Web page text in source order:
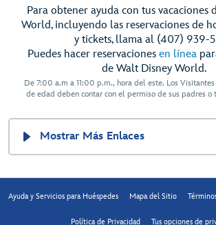
Para obtener ayuda con tus vacaciones
World, incluyendo las reservaciones de
y tickets, llama al (407) 939-
Puedes hacer reservaciones en línea
de Walt Disney World.
De 7:00 a.m a 11:00 p.m., hora del este. Los Visitantes
de edad deben contar con el permiso de sus padres o
Mostrar Más Enlaces
Ayuda y Servicios para Huéspedes Mapa del Sitio
Política de Privacidad Tus opciones de